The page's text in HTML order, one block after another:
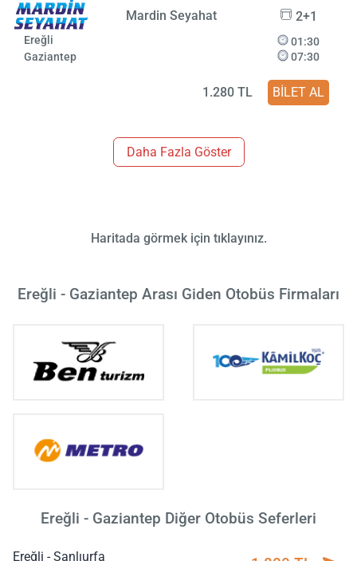
Mardin Seyahat 2+1
Ereğli
Gaziantep
01:30
07:30
1.280 TL BİLET AL
Daha Fazla Göster
Haritada görmek için tıklayınız.
Ereğli - Gaziantep Arası Giden Otobüs Firmaları
Ereğli - Gaziantep Diğer Otobüs Seferleri
Ereğli - Şanlıurfa